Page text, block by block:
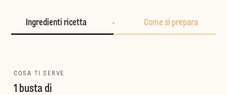
Ingredienti ricetta Come si prepara
COSA TI SERVE
1 busta di